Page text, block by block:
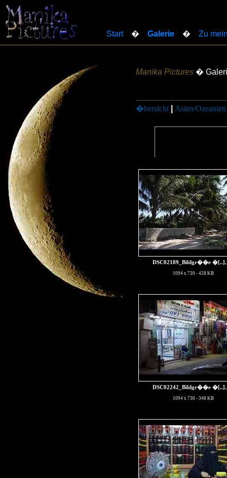
Start� Galerie � Zu
Manika Pictures �
�bersicht Asien/Ozeanien
DSC02189_Bildgr��e �[..]
1094 x 730 - 428 KB
DSC02242_Bildgr��e �[..]
1094 x 730 - 348 KB